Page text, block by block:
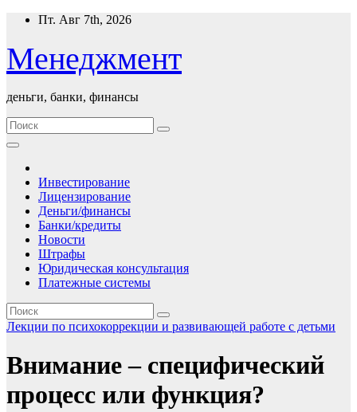
Перейти
содержимому
Пт. Авг 7th, 2026
Менеджмент
деньги, банки, финансы
Инвестирование
Лицензирование
Деньги/финансы
Банки/кредиты
Новости
Штрафы
Юридическая консультация
Платежные системы
Лекции по психокоррекции и развивающей работе с детьми
Внимание – специфический
процесс или функция?